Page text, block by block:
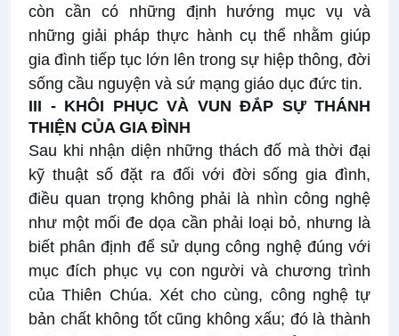
còn cần có những định hướng mục vụ và
những giải pháp thực hành cụ thể nhằm giúp
gia đình tiếp tục lớn lên trong sự hiệp thông, đời
sống cầu nguyện và sứ mạng giáo dục đức tin.
III - KHÔI PHỤC VÀ VUN ĐẮP SỰ THÁNH
THIỆN CỦA GIA ĐÌNH
Sau khi nhận diện những thách đố mà thời đại
kỹ thuật số đặt ra đối với đời sống gia đình,
điều quan trọng không phải là nhìn công nghệ
như một mối đe dọa cần phải loại bỏ, nhưng là
biết phân định để sử dụng công nghệ đúng với
mục đích phục vụ con người và chương trình
của Thiên Chúa. Xét cho cùng, công nghệ tự
bản chất không tốt cũng không xấu; đó là thành